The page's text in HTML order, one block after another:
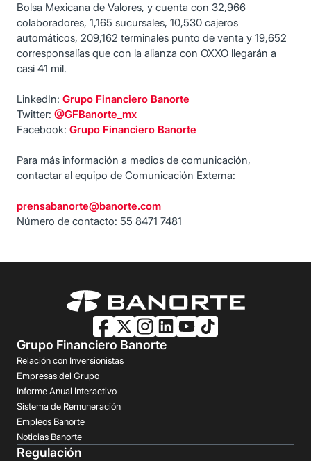
Bolsa Mexicana de Valores, y cuenta con 32,966
colaboradores, 1,165 sucursales, 10,530 cajeros
automáticos, 209,162 terminales punto de venta y 19,652
corresponsalías que con la alianza con OXXO llegarán a
casi 41 mil.
LinkedIn: Grupo Financiero Banorte
Twitter: @GFBanorte_mx
Facebook: Grupo Financiero Banorte
Para más información a medios de comunicación,
contactar al equipo de Comunicación Externa:
prensabanorte@banorte.com
Número de contacto: 55 8471 7481
Grupo Financiero Banorte
Relación con Inversionistas
Empresas del Grupo
Informe Anual Interactivo
Sistema de Remuneración
Empleos Banorte
Noticias Banorte
Regulación